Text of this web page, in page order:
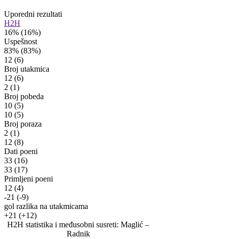
Uporedni rezultati
H2H
16% (16%)
Uspešnost
83% (83%)
12 (6)
Broj utakmica
12 (6)
2 (1)
Broj pobeda
10 (5)
10 (5)
Broj poraza
2 (1)
12 (8)
Dati poeni
33 (16)
33 (17)
Primljeni poeni
12 (4)
-21 (-9)
gol razlika na utakmicama
+21 (+12)
H2H statistika i međusobni susreti: Maglić –
Radnik